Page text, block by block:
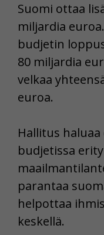
Suomi ottaa
miljardia
budjetin
80 miljardia
velkaa
euroa.
Hallitus
budjetissa
parantaa
helpottaa
keskellä.